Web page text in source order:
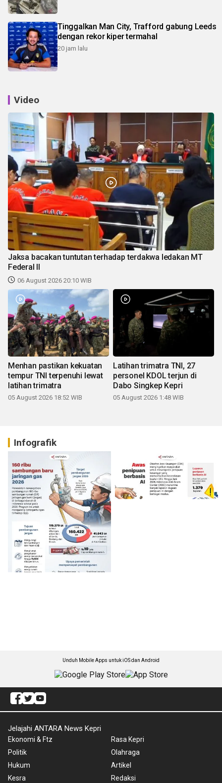
Tinggalkan Man City, Trafford gabung Leeds
dengan rekor kiper termahal
20 jam lalu
Video
Jaksa bacakan tuntutan terhadap terdakwa ledakan MT
Federal II
06 August 2026 20:10 WIB
Menhan pastikan kekuatan
tempur TNI terpenuhi lewat
latihan trimatra
05 August 2026 18:52 WIB
Latihan trimatra TNI, 27
personel KDOL terjun di
Dabo Singkep Kepri
05 August 2026 1:48 WIB
Infografik
Unduh Mobile Apps untuk iOS dan Android
Jelajahi ANTARA News Kepri
Ekonomi & Ftz
Politik
Hukum
Kesra
Rasa Kepri
Olahraga
Artikel
Redaksi